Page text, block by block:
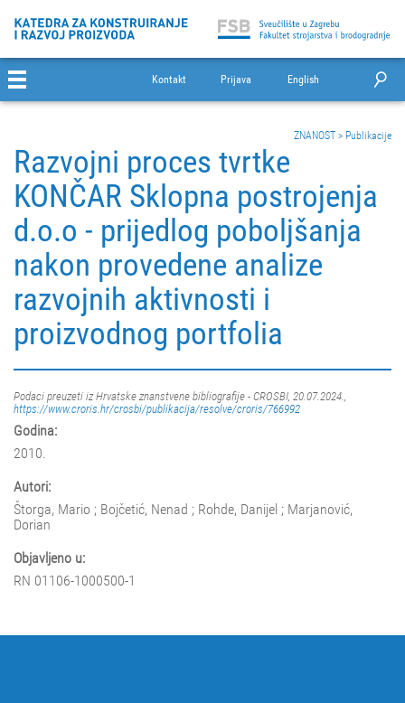
Kontakt Prijava English
ZNANOST > Publikacije
Razvojni proces tvrtke
KONČAR Sklopna postrojenja
d.o.o - prijedlog poboljšanja
nakon provedene analize
razvojnih aktivnosti i
proizvodnog portfolia
Podaci preuzeti iz Hrvatske znanstvene bibliografije - CROSBI, 20.07.2024.,
https://www.croris.hr/crosbi/publikacija/resolve/croris/766992
Godina:
2010.
Autori:
Štorga, Mario ; Bojčetić, Nenad ; Rohde, Danijel ; Marjanović,
Dorian
Objavljeno u:
RN 01106-1000500-1